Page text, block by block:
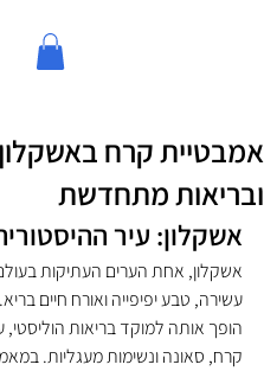
אמבטיית קרח
ובריאות מתחדשת
אשקלון: עיר
אשקלון, אחת הערים העתיקות
עשירה, טבע יפיפייה ואורח חיים
הופך אותה למוקד בריאות
קרח, סאונה ונשימות מעגליות.